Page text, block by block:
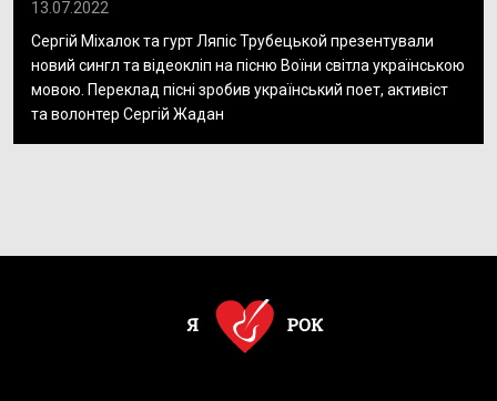
13.07.2022
Сергій Міхалок та гурт Ляпіс Трубецькой презентували
новий сингл та відеокліп на пісню Воїни світла українською
мовою. Переклад пісні зробив український поет, активіст
та волонтер Сергій Жадан